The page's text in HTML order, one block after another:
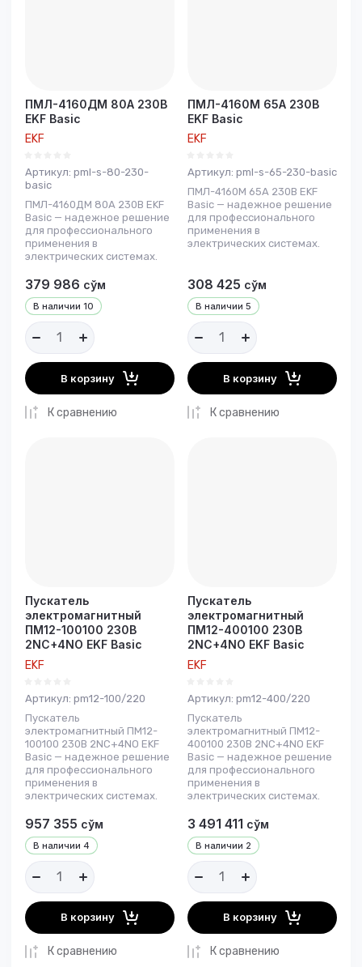
ПМЛ-4160ДМ 80А 230В
EKF Basic
EKF
Артикул: pml-s-80-230-
basic
ПМЛ-4160ДМ 80А 230В EKF
Basic — надежное решение
для профессионального
применения в
электрических системах.
В наличии 10
379 986 сўм
В корзину
К сравнению
ПМЛ-4160М 65А 230В
EKF Basic
EKF
Артикул: pml-s-65-230-basic
ПМЛ-4160М 65А 230В EKF
Basic — надежное решение
для профессионального
применения в
электрических системах.
В наличии 5
308 425 сўм
В корзину
К сравнению
Пускатель
электромагнитный
ПМ12-100100 230В
2NC+4NO EKF Basic
EKF
Артикул: pm12-100/220
Пускатель
электромагнитный ПМ12-
100100 230В 2NC+4NO EKF
Basic — надежное решение
для профессионального
применения в
электрических системах.
В наличии 4
957 355 сўм
В корзину
К сравнению
Пускатель
электромагнитный
ПМ12-400100 230В
2NC+4NO EKF Basic
EKF
Артикул: pm12-400/220
Пускатель
электромагнитный ПМ12-
400100 230В 2NC+4NO EKF
Basic — надежное решение
для профессионального
применения в
электрических системах.
В наличии 2
3 491 411 сўм
В корзину
К сравнению